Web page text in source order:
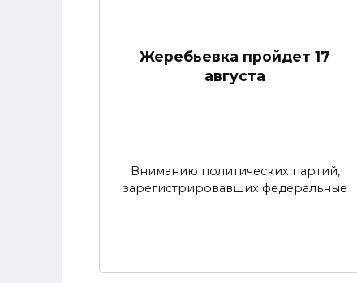
Жеребьевка пройдет 17
августа
Вниманию политических партий,
зарегистрировавших федеральные